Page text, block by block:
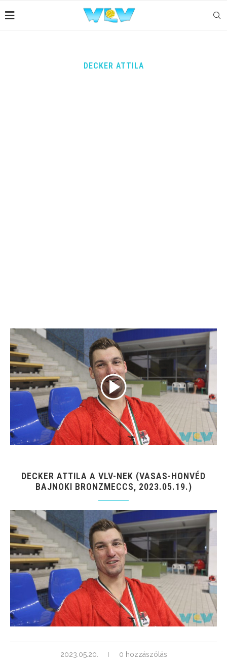
DECKER ATTILA
DECKER ATTILA A VLV-NEK (VASAS-HONVÉD
BAJNOKI BRONZMECCS, 2023.05.19.)
2023.05.20. 0 hozzászólás